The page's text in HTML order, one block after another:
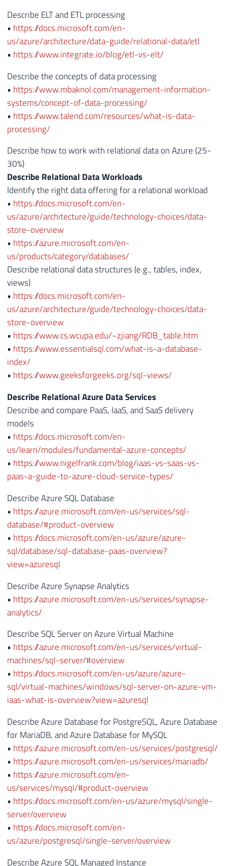
Describe ELT and ETL processing
• https://docs.microsoft.com/en-
us/azure/architecture/data-guide/relational-data/etl
• https://www.integrate.io/blog/etl-vs-elt/
Describe the concepts of data processing
• https://www.mbaknol.com/management-information-
systems/concept-of-data-processing/
• https://www.talend.com/resources/what-is-data-
processing/
Describe how to work with relational data on Azure (25-
30%)
Describe Relational Data Workloads
Identify the right data offering for a relational workload
• https://docs.microsoft.com/en-
us/azure/architecture/guide/technology-choices/data-
store-overview
• https://azure.microsoft.com/en-
us/products/category/databases/
Describe relational data structures (e.g., tables, index,
views)
• https://docs.microsoft.com/en-
us/azure/architecture/guide/technology-choices/data-
store-overview
• https://www.cs.wcupa.edu/~zjiang/RDB_table.htm
• https://www.essentialsql.com/what-is-a-database-
index/
• https://www.geeksforgeeks.org/sql-views/
Describe Relational Azure Data Services
Describe and compare PaaS, IaaS, and SaaS delivery
models
• https://docs.microsoft.com/en-
us/learn/modules/fundamental-azure-concepts/
• https://www.nigelfrank.com/blog/iaas-vs-saas-vs-
paas-a-guide-to-azure-cloud-service-types/
Describe Azure SQL Database
• https://azure.microsoft.com/en-us/services/sql-
database/#product-overview
• https://docs.microsoft.com/en-us/azure/azure-
sql/database/sql-database-paas-overview?
view=azuresql
Describe Azure Synapse Analytics
• https://azure.microsoft.com/en-us/services/synapse-
analytics/
Describe SQL Server on Azure Virtual Machine
• https://azure.microsoft.com/en-us/services/virtual-
machines/sql-server/#overview
• https://docs.microsoft.com/en-us/azure/azure-
sql/virtual-machines/windows/sql-server-on-azure-vm-
iaas-what-is-overview?view=azuresql
Describe Azure Database for PostgreSQL, Azure Database
for MariaDB, and Azure Database for MySQL
• https://azure.microsoft.com/en-us/services/postgresql/
• https://azure.microsoft.com/en-us/services/mariadb/
• https://azure.microsoft.com/en-
us/services/mysql/#product-overview
• https://docs.microsoft.com/en-us/azure/mysql/single-
server/overview
• https://docs.microsoft.com/en-
us/azure/postgresql/single-server/overview
Describe Azure SQL Managed Instance